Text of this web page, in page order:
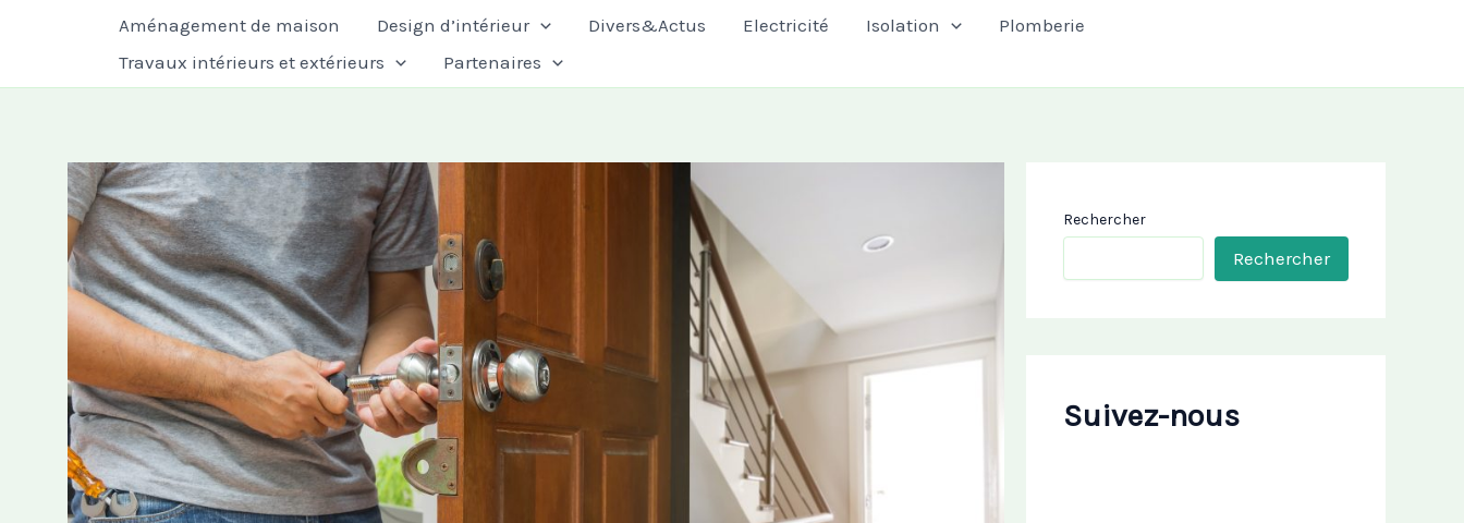
Aménagement de maison Design d’intérieur Divers&Actus Electricité Isolation
Plomberie
Travaux intérieurs et extérieurs
Partenaires
Rechercher
Rechercher
Suivez-nous